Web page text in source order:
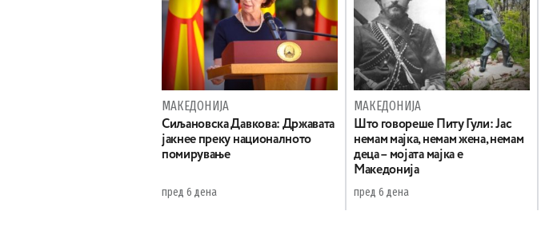
МАКЕДОНИЈА
Сиљановска Давкова: Државата
јакнее преку националното
помирување
пред 6 дена
МАКЕДОНИЈА
Што говореше Питу Гули: Јас
немам мајка, немам жена, немам
деца – мојата мајка е
Македонија
пред 6 дена